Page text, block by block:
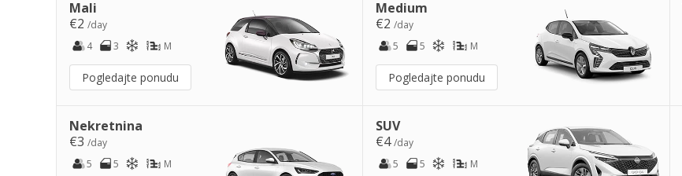
Mali
€2 /day
4
3 M
Pogledajte ponudu
Medium
€2/day
5
5 M
Pogledajte ponudu
Nekretnina
€3 /day
5
5 M
SUV
€4/day
5
5 M